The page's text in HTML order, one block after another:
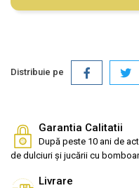
Distribuie pe
Garantia Calitatii
După peste 10 ani de
de dulciuri și jucării cu
Livrare